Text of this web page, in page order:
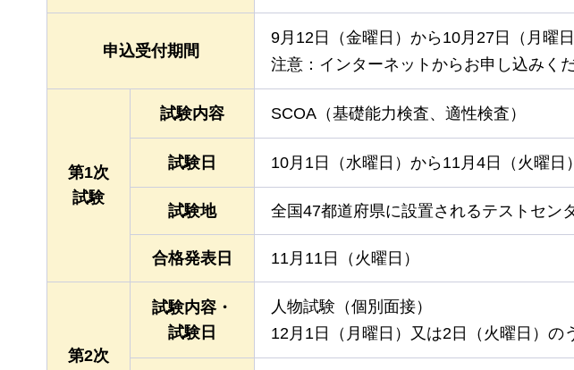
申込受付期間
9月12日（金曜日）から10月27日（月曜
注意：インターネットからお申し込みくだ
第1次
試験
試験内容 SCOA（基礎能力検査、適性検査）
試験日 10月1日（水曜日）から11月4日（火曜日
試験地 全国47都道府県に設置されるテストセン
合格発表日 11月11日（火曜日）
第2次
試験内容・
試験日
人物試験（個別面接）
12月1日（月曜日）又は2日（火曜日）の